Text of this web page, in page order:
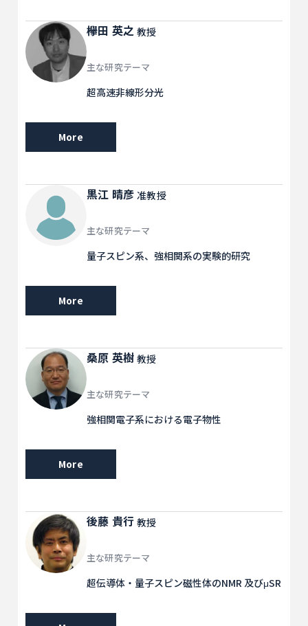
欅田 英之教授
主な研究テーマ
超高速非線形分光
More
黒江 晴彦准教授
主な研究テーマ
量子スピン系、強相関系の実験的研究
More
桑原 英樹教授
主な研究テーマ
強相関電子系における電子物性
More
後藤 貴行教授
主な研究テーマ
超伝導体・量子スピン磁性体のNMR 及びμSR